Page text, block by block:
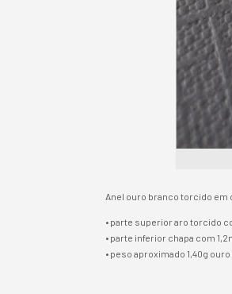
Anel ouro branco torcido em
• parte superior aro torcido
• ⁠parte inferior chapa com
• ⁠peso aproximado 1,40g